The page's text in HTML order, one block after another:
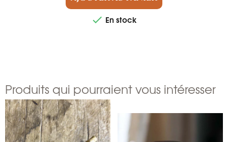
 En stock
Produits qui pourraient vous intéresser